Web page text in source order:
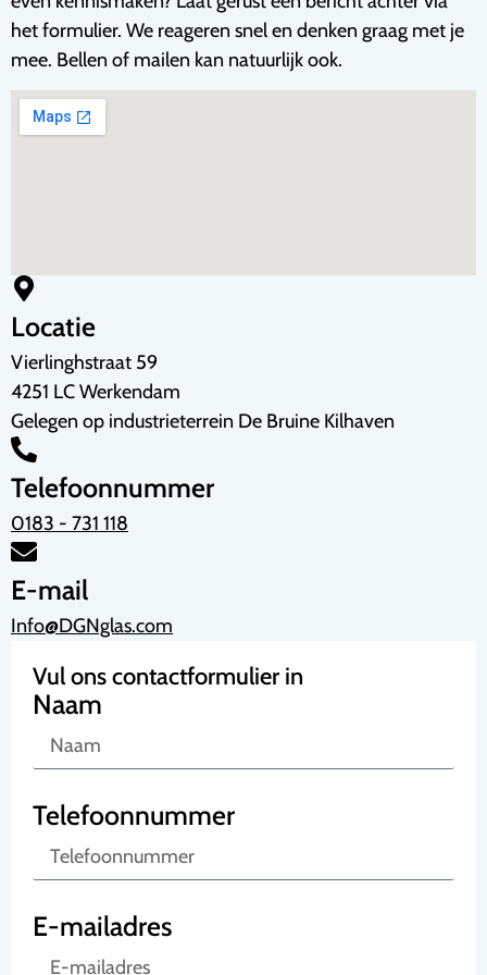
het formulier. We reageren snel en denken graag met je
mee. Bellen of mailen kan natuurlijk ook.
Locatie
Vierlinghstraat 59
4251 LC Werkendam
Gelegen op industrieterrein De Bruine Kilhaven
Telefoonnummer
0183 - 731 118
E-mail
Info@DGNglas.com
Vul ons contactformulier in
Naam
Telefoonnummer
E-mailadres